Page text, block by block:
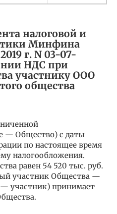
налоговой и
Минфина
г. N 03-07-
НДС при
участнику ООО
общества
— Общество) с даты
по настоящее время
налогообложения.
равен 54 520 тыс. руб.
участник Общества —
участник) принимает